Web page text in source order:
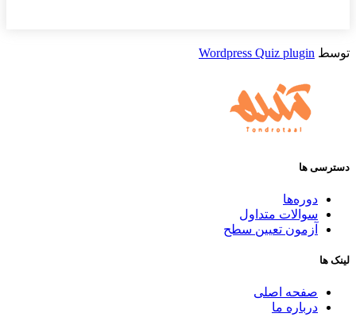
توسط Wordpress Quiz plugin
دسترسی ها
دوره‌ها
سوالات متداول
آزمون تعیین سطح
لینک ها
صفحه اصلی
درباره ما